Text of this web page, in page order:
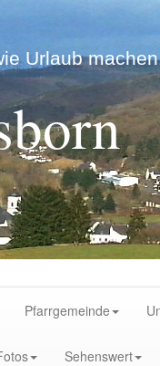
Urlaub
Pfarrgemeinde
Sehenswert